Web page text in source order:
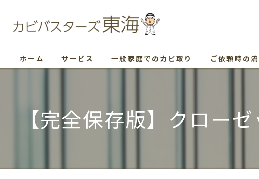
ホーム サービス 一般家庭でのカビ取り ご依頼時の
【完全保存版】クロー